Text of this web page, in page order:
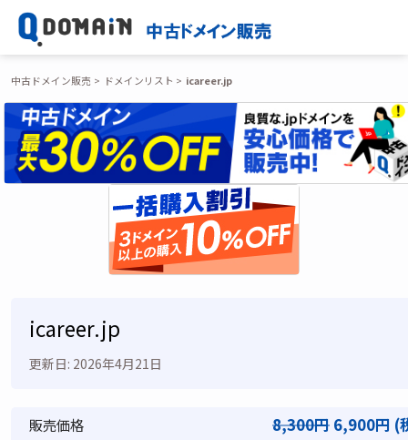
中古ドメイン販売 ドメインリスト icareer.jp
icareer.jp
更新日: 2026年4月21日
販売価格 8,300円 6,900円 (